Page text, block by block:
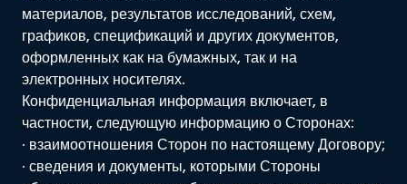
материалов, результатов исследований, схем,
графиков, спецификаций и других документов,
оформленных как на бумажных, так и на
электронных носителях.
Конфиденциальная информация включает, в
частности, следующую информацию о Сторонах:
· взаимоотношения Сторон по настоящему Договору;
· сведения и документы, которыми Стороны